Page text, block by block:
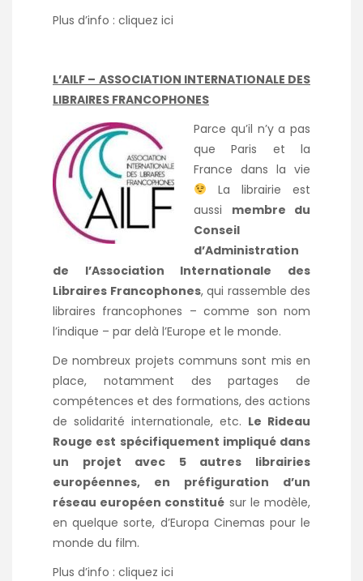
Plus d’info : cliquez ici
L’AILF – ASSOCIATION INTERNATIONALE DES
LIBRAIRES FRANCOPHONES
Parce qu’il n’y a pas
que Paris et la
France dans la vie
La librairie est
aussi membre du
Conseil
d’Administration
de l’Association Internationale des
Libraires Francophones, qui rassemble des
libraires francophones – comme son nom
l’indique – par delà l’Europe et le monde.
De nombreux projets communs sont mis en
place, notamment des partages de
compétences et des formations, des actions
de solidarité internationale, etc. Le Rideau
Rouge est spécifiquement impliqué dans
un projet avec 5 autres librairies
européennes, en préfiguration d’un
réseau européen constitué sur le modèle,
en quelque sorte, d’Europa Cinemas pour le
monde du film.
Plus d’info : cliquez ici